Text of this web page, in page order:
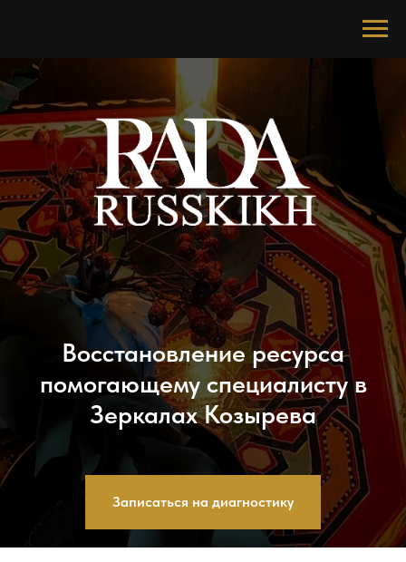
Восстановление ресурса
помогающему специалисту в
Зеркалах Козырева
Записаться на диагностику